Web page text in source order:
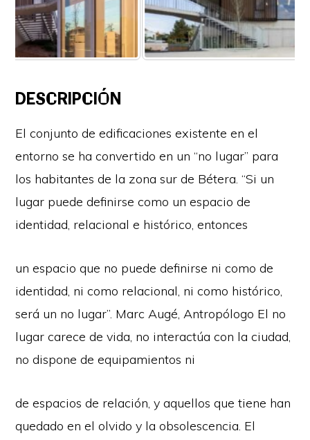
DESCRIPCIÓN
El conjunto de edificaciones existente en el
entorno se ha convertido en un “no lugar” para
los habitantes de la zona sur de Bétera. “Si un
lugar puede definirse como un espacio de
identidad, relacional e histórico, entonces
un espacio que no puede definirse ni como de
identidad, ni como relacional, ni como histórico,
será un no lugar”. Marc Augé, Antropólogo El no
lugar carece de vida, no interactúa con la ciudad,
no dispone de equipamientos ni
de espacios de relación, y aquellos que tiene han
quedado en el olvido y la obsolescencia. El